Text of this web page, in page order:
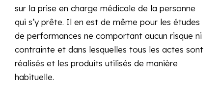
sur la prise en charge médicale de la personne
qui s’y prête. Il en est de même pour les études
de performances ne comportant aucun risque ni
contrainte et dans lesquelles tous les actes sont
réalisés et les produits utilisés de manière
habituelle.